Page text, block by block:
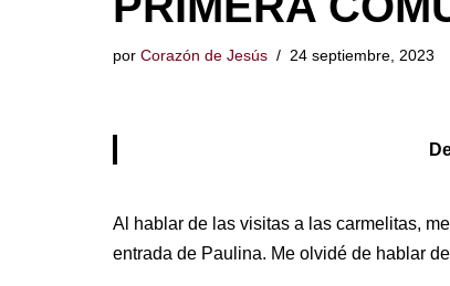
por Corazón de Jesús 24 septiembre, 2023
Al hablar de las visitas a las carmelitas,
entrada de Paulina. Me olvidé de hablar